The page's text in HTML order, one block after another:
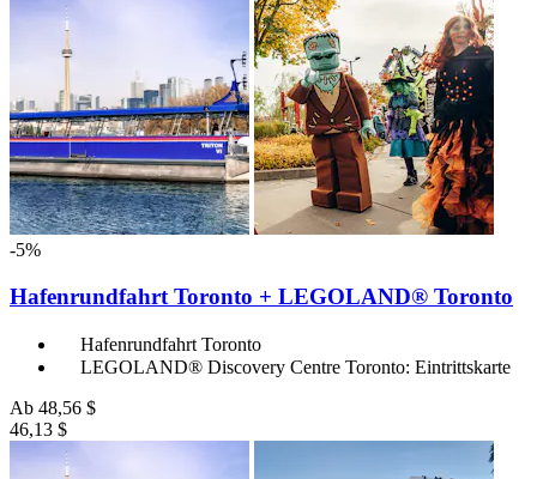
-5%
Hafenrundfahrt Toronto + LEGOLAND® Toronto
Hafenrundfahrt Toronto
LEGOLAND® Discovery Centre Toronto: Eintrittskarte
Ab 48,56 $
46,13 $